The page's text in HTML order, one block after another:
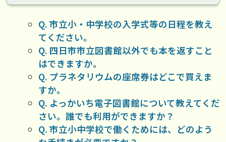
Q. 市立小・中学校の入学式等の日程を教え
てください。
Q. 四日市市立図書館以外でも本を返すこと
はできますか。
Q. プラネタリウムの座席券はどこで買えま
すか。
Q. よっかいち電子図書館について教えてくだ
さい。誰でも利用ができますか？
Q. 市立小中学校で働くためには、どのよう